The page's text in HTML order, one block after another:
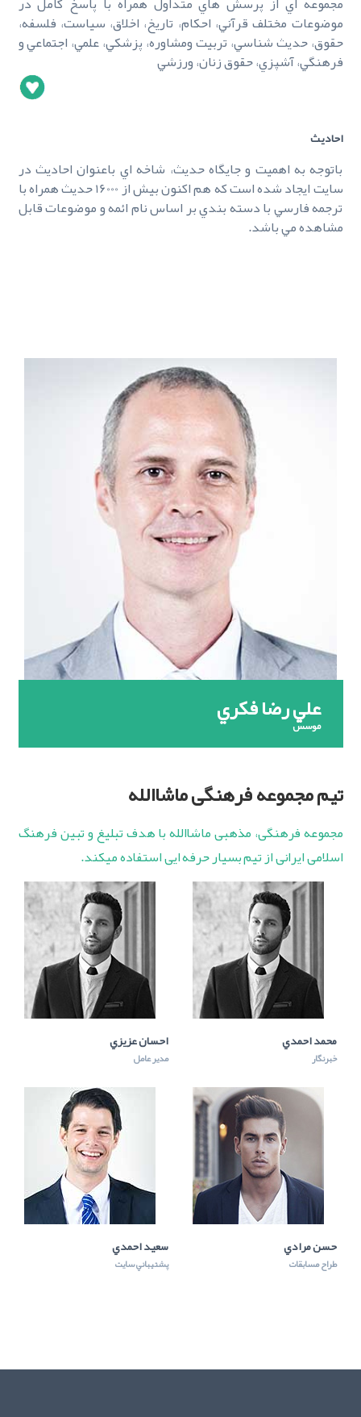
موضوعات مختلف قرآني، احکام، تاريخ، اخلاق، سياست، فلسفه،
حقوق، حديث شناسي، تربيت ومشاوره، پزشکي، علمي، اجتماعي و
فرهنگي، آشپزي، حقوق زنان، ورزشي
احاديث
باتوجه به اهميت و جايگاه حديث، شاخه اي باعنوان احاديث در
سايت ايجاد شده است که هم اکنون بيش از 16000 حديث همراه با
ترجمه فارسي با دسته بندي بر اساس نام ائمه و موضوعات قابل
مشاهده مي باشد.
علي رضا فکري
موسس
تیم مجموعه فرهنگی ماشاالله
مجموعه فرهنگی، مذهبی ماشاالله با هدف تبلیغ و تبین فرهنگ
اسلامی ایرانی از تیم بسیار حرفه ایی استفاده میکند.
احسان عزيزي
مدير عامل
محمد احمدي
خبرنگار
سعيد احمدي
پشتيباني سايت
حسن مرادي
طراح مسابقات